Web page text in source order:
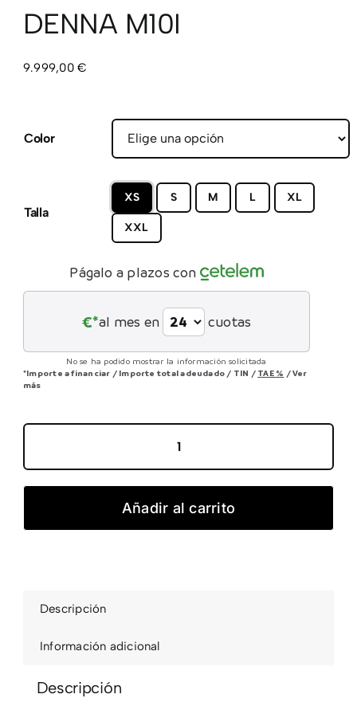
CONTACTO
DENNA M10I
9.999,00 €
Color
Talla
XS S M L XL
XXL
Págalo a plazos con
€*al mes en cuotas
No se ha podido mostrar la información solicitada
*Importe a financiar / Importe total adeudado / TIN / TAE % /Ver
más
DENNA
cantidad
Añadir al carrito
Descripción
Información adicional
Descripción